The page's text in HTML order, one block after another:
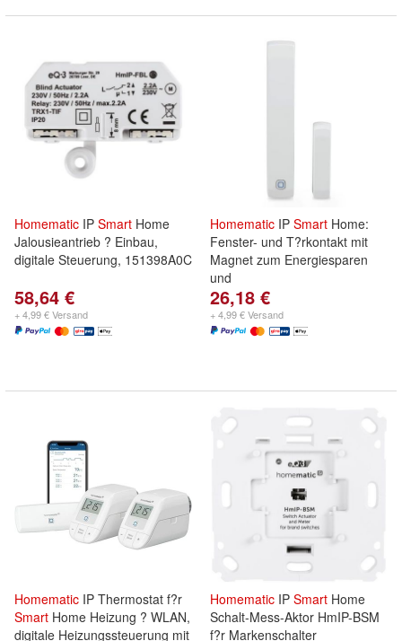
Homematic IP Smart Home
Jalousieantrieb ? Einbau,
digitale Steuerung, 151398A0C
58,64 €
+ 4,99 € Versand
Homematic IP Smart Home:
Fenster- und T?rkontakt mit
Magnet zum Energiesparen
und
26,18 €
+ 4,99 € Versand
Homematic IP Thermostat f?r
Smart Home Heizung ? WLAN,
digitale Heizungssteuerung mit
Homematic IP Smart Home
Schalt-Mess-Aktor HmIP-BSM
f?r Markenschalter